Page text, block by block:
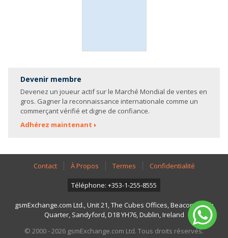
Devenir membre
Devenez un joueur actif sur le Marché Mondial de ventes en
gros. Gagner la reconnaissance internationale comme un
commerçant vérifié et digne de confiance.
Adhérez maintenant
Contact À Propos Termes Confidentialité
Téléphone: +353-1-255-8555
gsmExchange.com Ltd., Unit 21, The Cubes Offices, Beacon South
Quarter, Sandyford, D18 YH76, Dublin, Ireland
© 2000 - 2026 gsmExchange.com Ltd. Tous droits réservés.